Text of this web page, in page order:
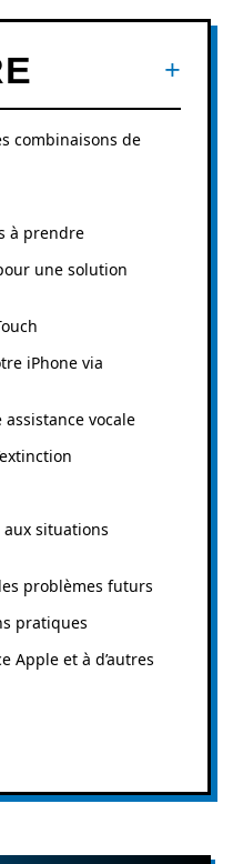
combinaisons de
à prendre
une solution
iPhone via
vocale
aux situations
problèmes futurs
pratiques
Apple et à d’autres